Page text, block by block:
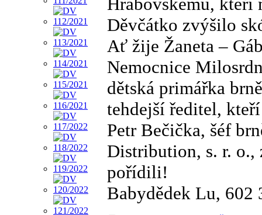
Děvčátko zvýšilo
Ať žije Žaneta –
Nemocnice
dětská primářka
tehdejší ředitel,
Petr Bečička, šéf
Distribution, s. r. o.,
pořídili!
Babydědek Lu, 602